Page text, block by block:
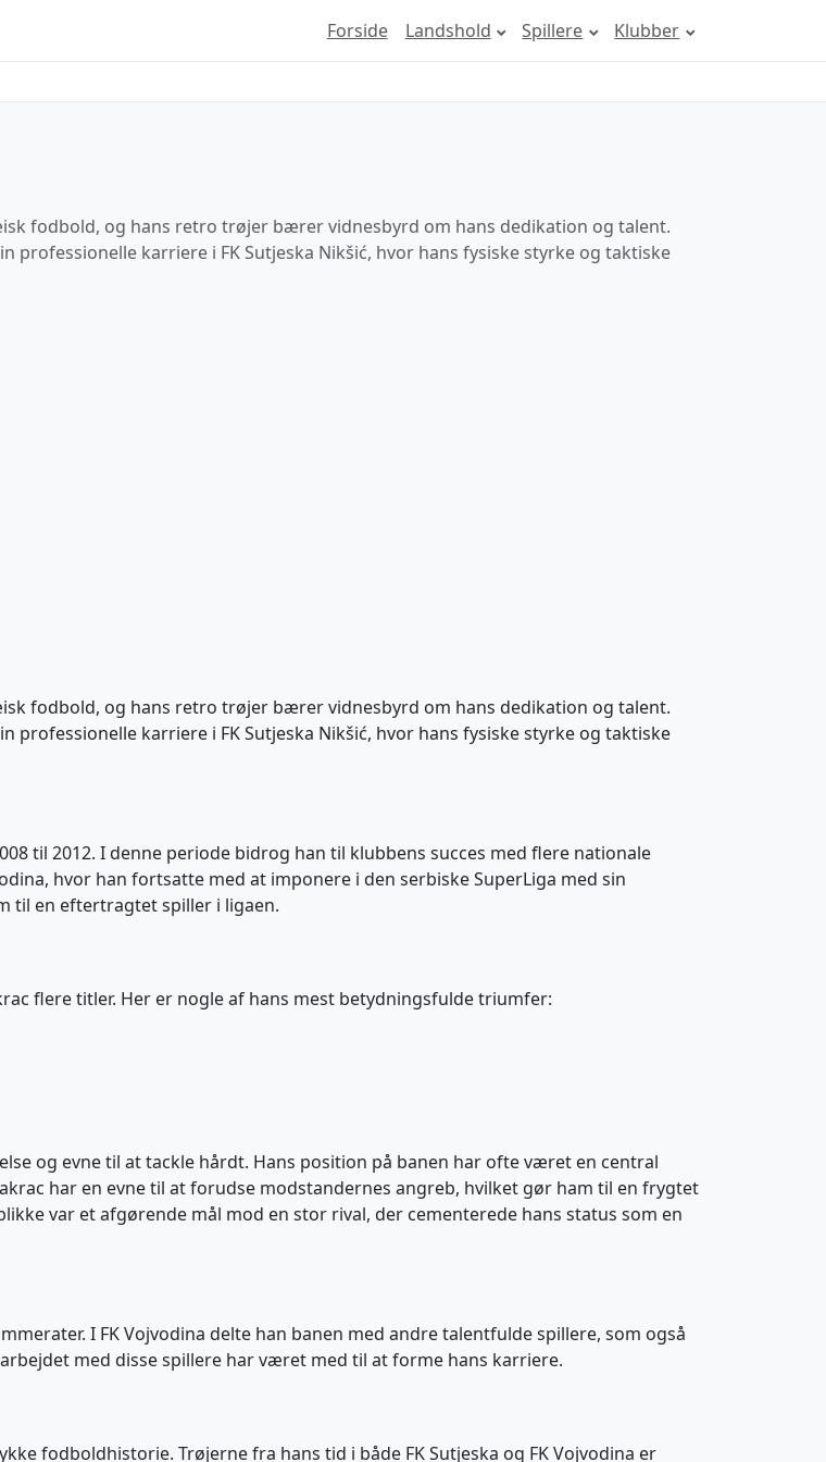
Forside Landshold Spillere Klubber
fodbold, og hans retro trøjer bærer vidnesbyrd om hans dedikation og talent.
professionelle karriere i FK Sutjeska Nikšić, hvor hans fysiske styrke og taktiske
fodbold, og hans retro trøjer bærer vidnesbyrd om hans dedikation og talent.
professionelle karriere i FK Sutjeska Nikšić, hvor hans fysiske styrke og taktiske
til 2012. I denne periode bidrog han til klubbens succes med flere nationale
hvor han fortsatte med at imponere i den serbiske SuperLiga med sin
til en eftertragtet spiller i ligaen.
flere titler. Her er nogle af hans mest betydningsfulde triumfer:
og evne til at tackle hårdt. Hans position på banen har ofte været en central
har en evne til at forudse modstandernes angreb, hvilket gør ham til en frygtet
var et afgørende mål mod en stor rival, der cementerede hans status som en
I FK Vojvodina delte han banen med andre talentfulde spillere, som også
med disse spillere har været med til at forme hans karriere.
fodboldhistorie. Trøjerne fra hans tid i både FK Sutjeska og FK Vojvodina er